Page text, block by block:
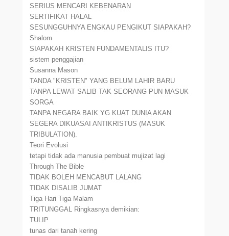
SERIUS MENCARI KEBENARAN
SERTIFIKAT HALAL
SESUNGGUHNYA ENGKAU PENGIKUT SIAPAKAH?
Shalom
SIAPAKAH KRISTEN FUNDAMENTALIS ITU?
sistem penggajian
Susanna Mason
TANDA "KRISTEN" YANG BELUM LAHIR BARU
TANPA LEWAT SALIB TAK SEORANG PUN MASUK
SORGA
TANPA NEGARA BAIK YG KUAT DUNIA AKAN
SEGERA DIKUASAI ANTIKRISTUS (MASUK
TRIBULATION).
Teori Evolusi
tetapi tidak ada manusia pembuat mujizat lagi
Through The Bible
TIDAK BOLEH MENCABUT LALANG
TIDAK DISALIB JUMAT
Tiga Hari Tiga Malam
TRITUNGGAL Ringkasnya demikian:
TULIP
tunas dari tanah kering